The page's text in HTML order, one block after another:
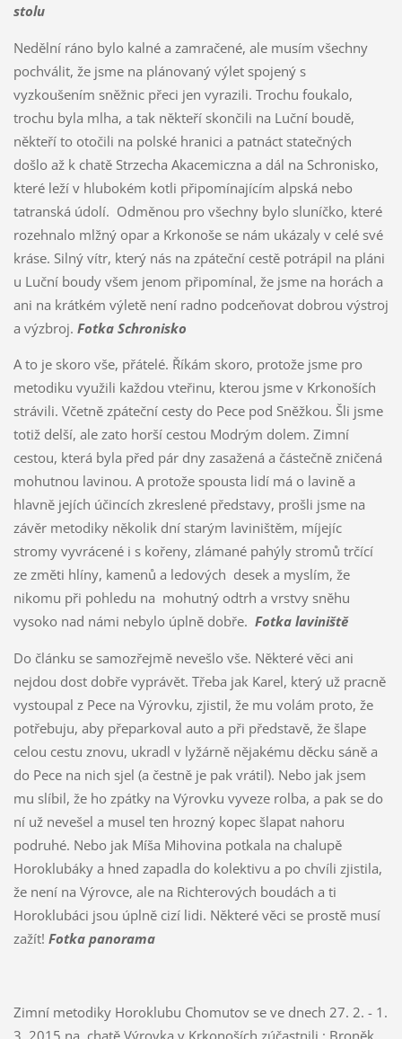
stolu
Nedělní ráno bylo kalné a zamračené, ale musím všechny
pochválit, že jsme na plánovaný výlet spojený s
vyzkoušením sněžnic přeci jen vyrazili. Trochu foukalo,
trochu byla mlha, a tak někteří skončili na Luční boudě,
někteří to otočili na polské hranici a patnáct statečných
došlo až k chatě Strzecha Akacemiczna a dál na Schronisko,
které leží v hlubokém kotli připomínajícím alpská nebo
tatranská údolí. Odměnou pro všechny bylo sluníčko, které
rozehnalo mlžný opar a Krkonoše se nám ukázaly v celé své
kráse. Silný vítr, který nás na zpáteční cestě potrápil na pláni
u Luční boudy všem jenom připomínal, že jsme na horách a
ani na krátkém výletě není radno podceňovat dobrou výstroj
a výzbroj. Fotka Schronisko
A to je skoro vše, přátelé. Říkám skoro, protože jsme pro
metodiku využili každou vteřinu, kterou jsme v Krkonoších
strávili. Včetně zpáteční cesty do Pece pod Sněžkou. Šli jsme
totiž delší, ale zato horší cestou Modrým dolem. Zimní
cestou, která byla před pár dny zasažená a částečně zničená
mohutnou lavinou. A protože spousta lidí má o lavině a
hlavně jejích účincích zkreslené představy, prošli jsme na
závěr metodiky několik dní starým laviništěm, míjejíc
stromy vyvrácené i s kořeny, zlámané pahýly stromů trčící
ze změti hlíny, kamenů a ledových desek a myslím, že
nikomu při pohledu na mohutný odtrh a vrstvy sněhu
vysoko nad námi nebylo úplně dobře. Fotka laviniště
Do článku se samozřejmě nevešlo vše. Některé věci ani
nejdou dost dobře vyprávět. Třeba jak Karel, který už pracně
vystoupal z Pece na Výrovku, zjistil, že mu volám proto, že
potřebuju, aby přeparkoval auto a při představě, že šlape
celou cestu znovu, ukradl v lyžárně nějakému děcku sáně a
do Pece na nich sjel (a čestně je pak vrátil). Nebo jak jsem
mu slíbil, že ho zpátky na Výrovku vyveze rolba, a pak se do
ní už nevešel a musel ten hrozný kopec šlapat nahoru
podruhé. Nebo jak Míša Mihovina potkala na chalupě
Horoklubáky a hned zapadla do kolektivu a po chvíli zjistila,
že není na Výrovce, ale na Richterových boudách a ti
Horoklubáci jsou úplně cizí lidi. Některé věci se prostě musí
zažít! Fotka panorama
Zimní metodiky Horoklubu Chomutov se ve dnech 27. 2. - 1.